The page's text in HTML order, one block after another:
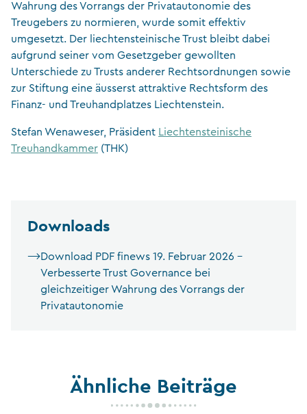
Wahrung des Vorrangs der Privatautonomie des
Treugebers zu normieren, wurde somit effektiv
umgesetzt. Der liechtensteinische Trust bleibt dabei
aufgrund seiner vom Gesetzgeber gewollten
Unterschiede zu Trusts anderer Rechtsordnungen sowie
zur Stiftung eine äusserst attraktive Rechtsform des
Finanz- und Treuhandplatzes Liechtenstein.
Stefan Wenaweser, Präsident Liechtensteinische
Treuhandkammer (THK)
Downloads
Download PDF finews 19. Februar 2026 –
Verbesserte Trust Governance bei
gleichzeitiger Wahrung des Vorrangs der
Privatautonomie
Ähnliche Beiträge